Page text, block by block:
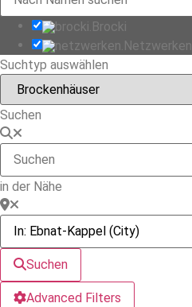
Brocki
Netzwerken
Suchtyp auswählen
Suchen
in der Nähe
Suchen
Advanced Filters